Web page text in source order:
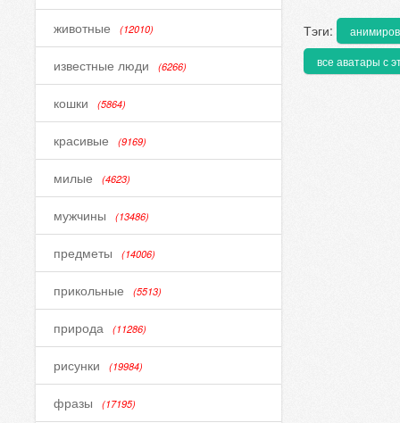
животные (12010)
известные люди (6266)
кошки (5864)
красивые (9169)
милые (4623)
мужчины (13486)
предметы (14006)
прикольные (5513)
природа (11286)
рисунки (19984)
фразы (17195)
Тэги:
все аватары с